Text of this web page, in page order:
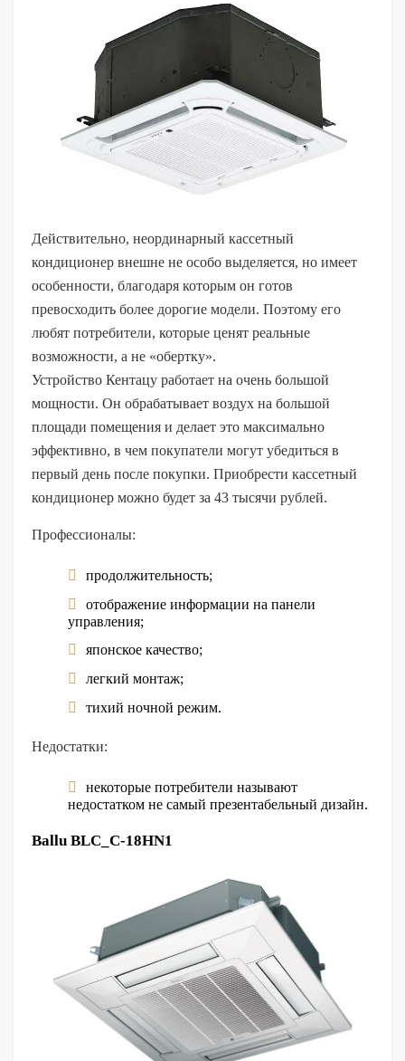
Действительно, неординарный кассетный
кондиционер внешне не особо выделяется, но имеет
особенности, благодаря которым он готов
превосходить более дорогие модели. Поэтому его
любят потребители, которые ценят реальные
возможности, а не «обертку».
Устройство Кентацу работает на очень большой
мощности. Он обрабатывает воздух на большой
площади помещения и делает это максимально
эффективно, в чем покупатели могут убедиться в
первый день после покупки. Приобрести кассетный
кондиционер можно будет за 43 тысячи рублей.
Профессионалы:
продолжительность;
отображение информации на панели
управления;
японское качество;
легкий монтаж;
тихий ночной режим.
Недостатки:
некоторые потребители называют
недостатком не самый презентабельный дизайн.
Ballu BLC_C-18HN1